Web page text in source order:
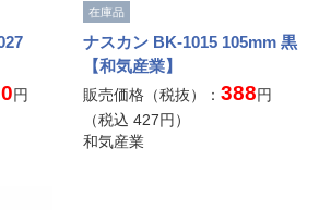
円
在庫品
ナスカン BK-1015 105mm 黒
【和気産業】
販売価格（税抜）：388円
（税込427円）
和気産業